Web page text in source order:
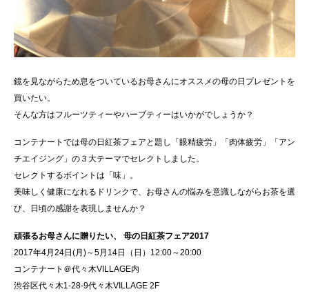
鏡を見ながらため息をついているお母さんにオススメの母の日プレゼントを
買いたい。
そんな方はフルーツティーやハーブティーはいかがでしょうか？
コンテナートでは母の日紅茶フェアと題し「眼精疲労」「肉体疲労」「アン
チエイジング」の３大テーマでセレクトしました。
セレクトするポイントは「味」。
美味しく健康になれるドリンクで、お母さんの悩みを意識しながらお茶を選
び、日頃の感謝を表現しませんか？
頑張るお母さんに贈りたい、 母の日紅茶フェア2017
2017年4月24日(月)～5月14日（日）12:00～20:00
コンテナート＠代々木VILLAGE内
渋谷区代々木1-28-9代々木VILLAGE 2F